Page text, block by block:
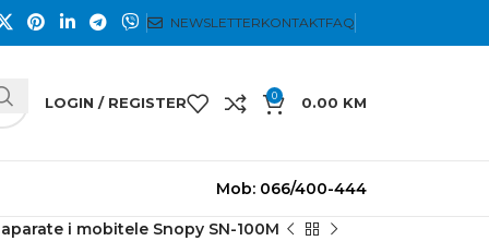
NEWSLETTERKONTAKTFAQ
LOGIN / REGISTER 0 0.00 KM
Mob: 066/400-444
i mobitele Snopy SN-100M